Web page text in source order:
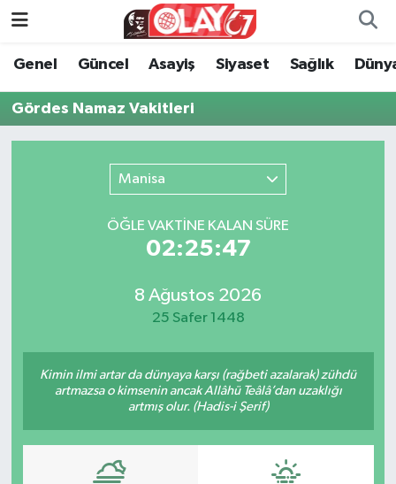
Genel Güncel Asayiş Siyaset Sağlık
Gördes Namaz Vakitleri
Manisa
ÖĞLE VAKTİNE KALAN SÜRE
02:25:47
8 Ağustos 2026
25 Safer 1448
Kimin ilmi artar da dünyaya karşı (rağbeti azalarak) zühdü
artmazsa o kimsenin ancak Allâhü Teâlâ’dan uzaklığı
artmış olur. (Hadis-i Şerif)
KATEGORİSİZ
ANA SAYFA
Kültür Sanat
Dünya
Genel
Güncel
Eğitim
Spor
Zonguldak Nöbetçi Eczaneler
Zonguldak Hava Durumu
Süper Lig Puan Durumu ve Fikstür
Tüm Manşetler
Haber Arşivi